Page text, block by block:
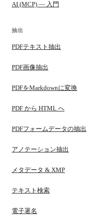
AI (MCP) — 入門
抽出
PDFテキスト抽出
PDF画像抽出
PDFをMarkdownに変換
PDF から HTML へ
PDFフォームデータの抽出
アノテーション抽出
メタデータ & XMP
テキスト検索
電子署名